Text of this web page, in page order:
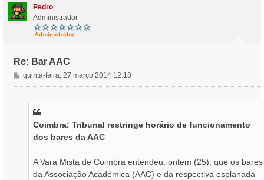
Pedro
Administrador
Re: Bar AAC
M
e
quinta-feira, 27 março 2014 12:18
Coimbra: Tribunal restringe horário de funcionamento
dos bares da AAC
A Vara Mista de Coimbra entendeu, ontem (25), que os bares
da Associação Académica (AAC) e da respectiva esplanada